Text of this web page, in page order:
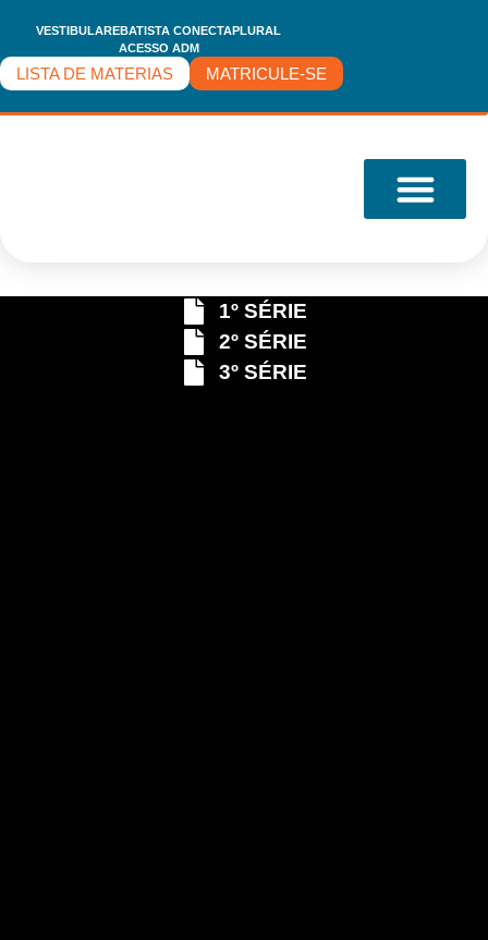
VESTIBULAREBATISTA CONECTAPLURAL
ACESSO ADM
LISTA DE MATERIAS MATRICULE-SE
Global
1º SÉRIE
2º SÉRIE
3º SÉRIE